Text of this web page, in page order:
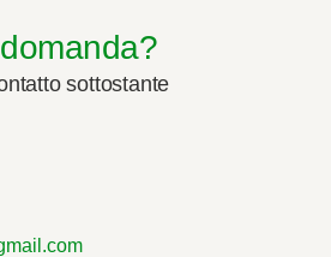
domanda?
sottostante